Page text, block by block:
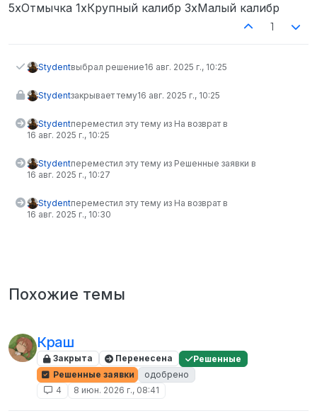
5xОтмычка 1xКрупный калибр 3xМалый калибр
1
Stydentвыбрал решение16 авг. 2025 г., 10:25
Stydentзакрывает тему16 авг. 2025 г., 10:25
Stydentпереместил эту тему из На возврат в
16 авг. 2025 г., 10:25
Stydentпереместил эту тему из Решенные заявки в
16 авг. 2025 г., 10:27
Stydentпереместил эту тему из На возврат в
16 авг. 2025 г., 10:30
Похожие темы
Краш
Закрыта Перенесена
Решенные
Решенные заявки
одобрено
4
8 июн. 2026 г., 08:41